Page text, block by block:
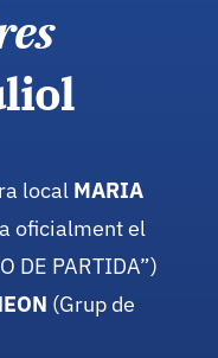
local MARIA
oficialment el
DE PARTIDA”)
(Grup de